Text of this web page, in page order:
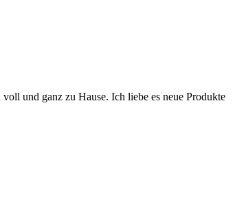
und ganz zu Hause. Ich liebe es neue Produkte